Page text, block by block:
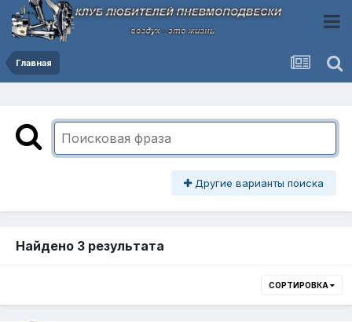
Главная
Другие варианты поиска
Найдено 3 результата
СОРТИРОВКА